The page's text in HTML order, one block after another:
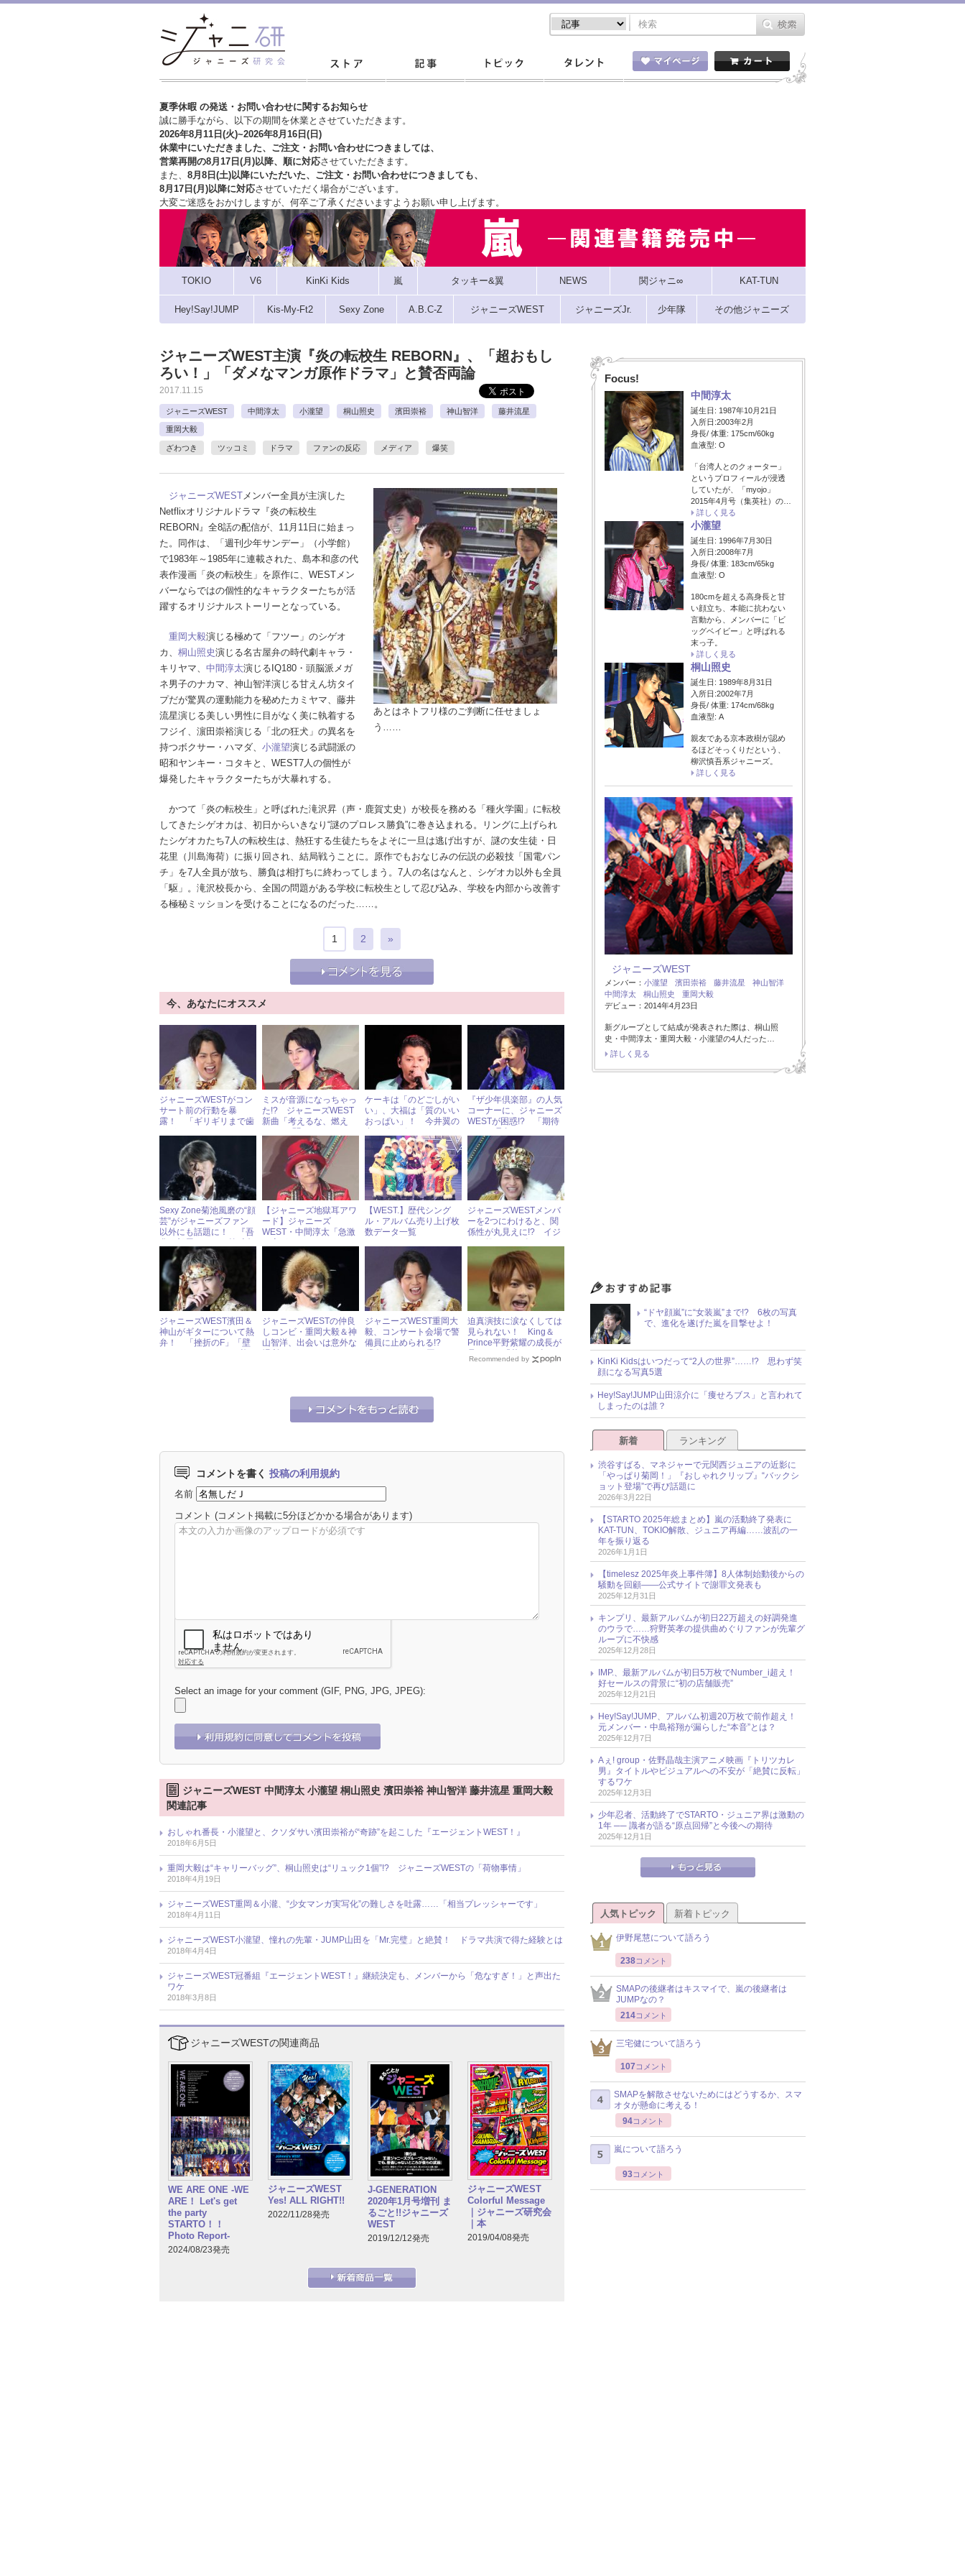
夏季休暇 の発送・お問い合わせに関するお知らせ
誠に勝手ながら、以下の期間を休業とさせていただきます。
2026年8月11日(火)~2026年8月16日(日)
休業中にいただきました、ご注文・お問い合わせにつきましては、
営業再開の8月17日(月)以降、順に対応させていただきます。
また、 8月8日(土)以降にいただいた、ご注文・ お問い合わせにつきましても、
8月17日(月)以降に対応させていただく場合がございます。
大変ご迷惑をおかけしますが、 何卒ご了承くださいますようお願い申し上げます。
TOKIO V6 KinKi Kids 嵐 タッキー&翼 NEWS 関ジャニ∞ KAT-TUN
Hey!Say!JUMP Kis-My-Ft2 Sexy Zone A.B.C-Z ジャニーズWEST ジャニーズJr. 少年隊 その他ジャニーズ
ジャニーズWEST主演『炎の転校生 REBORN』、「超おもし
ろい！」「ダメなマンガ原作ドラマ」と賛否両論
2017.11.15
ジャニーズWEST 中間淳太 小瀧望 桐山照史 濱田崇裕 神山智洋 藤井流星
重岡大毅
ざわつき ツッコミ ドラマ ファンの反応 メディア 爆笑
あとはネトフリ様のご判断に任せましょ
う……
ジャニーズWESTメンバー全員が主演した
Netflixオリジナルドラマ『炎の転校生
REBORN』全8話の配信が、11月11日に始まっ
た。同作は、「週刊少年サンデー」（小学館）
で1983年～1985年に連載された、島本和彦の代
表作漫画「炎の転校生」を原作に、WESTメン
バーならではの個性的なキャラクターたちが活
躍するオリジナルストーリーとなっている。
重岡大毅演じる極めて「フツー」のシゲオ
カ、 桐山照史演じる名古屋弁の時代劇キャラ・
キリヤマ、 中間淳太演じるIQ180・頭脳派メガ
ネ男子のナカマ、神山智洋演じる甘えん坊タイ
プだが驚異の運動能力を秘めたカミヤマ、藤井
流星演じる美しい男性に目がなく美に執着する
フジイ、濵田崇裕演じる「北の狂犬」の異名を
持つボクサー・ハマダ、 小瀧望演じる武闘派の
昭和ヤンキー・コタキと、WEST7人の個性が
爆発したキャラクターたちが大暴れする。
かつて「炎の転校生」と呼ばれた滝沢昇（声・鹿賀丈史）が校長を務める「種火学園」に転校
してきたシゲオカは、初日からいきなり“謎のプロレス勝負”に巻き込まれる。リングに上げられ
たシゲオカたち7人の転校生は、熱狂する生徒たちをよそに一旦は逃げ出すが、謎の女生徒・日
花里（川島海荷）に振り回され、結局戦うことに。原作でもおなじみの伝説の必殺技「国電パン
チ」を7人全員が放ち、勝負は相打ちに終わってしまう。7人の名はなんと、シゲオカ以外も全員
「駆」。滝沢校長から、全国の問題がある学校に転校生として忍び込み、学校を内部から改善す
る極秘ミッションを受けることになるのだった……。
1 2 »
今、あなたにオススメ
ジャニーズWESTがコン
サート前の行動を暴
露！ 「ギリギリまで歯
は……
ミスが音源になっちゃっ
た!? ジャニーズWEST
新曲「考えるな、燃え
ケーキは「のどごしがい
い」、大福は「質のいい
おっぱい」！ 今井翼の
『ザ少年倶楽部』の人気
コーナーに、ジャニーズ
WESTが困惑!? 「期待
ん！」
Sexy Zone菊池風磨の“顔
芸”がジャニーズファン
以外にも話題に！ 『吾
【ジャニーズ地獄耳アワ
ード】ジャニーズ
WEST・中間淳太「急激
【WEST.】歴代シング
ル・アルバム売り上げ枚
数データ一覧
ジャニーズWESTメンバ
ーを2つにわけると、関
係性が丸見えに!? イジ
ジャニーズWEST濱田＆
神山がギターについて熱
弁！ 「挫折のF」「壁
ジャニーズWESTの仲良
しコンビ・重岡大毅＆神
山智洋、出会いは意外な
ジャニーズWEST重岡大
毅、コンサート会場で警
備員に止められる!?
迫真演技に涙なくしては
見られない！ King＆
Prince平野紫耀の成長が
見られる『花のち晴れ』
Recommended by
コメントを書く 投稿の利用規約
名前
コメント (コメント掲載に5分ほどかかる場合があります)
Select an image for your comment (GIF, PNG, JPG, JPEG):
ジャニーズWEST 中間淳太 小瀧望 桐山照史 濱田崇裕 神山智洋 藤井流星 重岡大毅
関連記事
おしゃれ番長・小瀧望と、クソダサい濱田崇裕が“奇跡”を起こした『エージェントWEST！』
2018年6月5日
重岡大毅は“キャリーバッグ”、桐山照史は“リュック1個”!? ジャニーズWESTの「荷物事情」
2018年4月19日
ジャニーズWEST重岡＆小瀧、“少女マンガ実写化”の難しさを吐露……「相当プレッシャーです」
2018年4月11日
ジャニーズWEST小瀧望、憧れの先輩・JUMP山田を「Mr.完璧」と絶賛！ ドラマ共演で得た経験とは
2018年4月4日
ジャニーズWEST冠番組『エージェントWEST！』継続決定も、メンバーから「危なすぎ！」と声出た
ワケ
2018年3月8日
ジャニーズWESTの関連商品
WE ARE ONE -WE
ARE！ Let's get
the party
STARTO！！
Photo Report-
2024/08/23発売
ジャニーズWEST
Yes! ALL RIGHT!!
2022/11/28発売
J-GENERATION
2020年1月号増刊 ま
るごと!!ジャニーズ
WEST
2019/12/12発売
ジャニーズWEST
Colorful Message
｜ジャニーズ研究会
｜本
2019/04/08発売
Focus!
中間淳太
誕生日: 1987年10月21日
入所日:2003年2月
身長/ 体重: 175cm/60kg
血液型: O
「台湾人とのクォーター」
というプロフィールが浸透
していたが、「myojo」
2015年4月号（集英社）の…
詳しく見る
小瀧望
誕生日: 1996年7月30日
入所日:2008年7月
身長/ 体重: 183cm/65kg
血液型: O
180cmを超える高身長と甘
い顔立ち、本能に抗わない
言動から、メンバーに「ビ
ッグベイビー」と呼ばれる
末っ子。
詳しく見る
桐山照史
誕生日: 1989年8月31日
入所日:2002年7月
身長/ 体重: 174cm/68kg
血液型: A
親友である京本政樹が認め
るほどそっくりだという、
柳沢慎吾系ジャニーズ。
詳しく見る
ジャニーズWEST
メンバー： 小瀧望 濱田崇裕 藤井流星
神山智洋
中間淳太
桐山照史
重岡大毅
デビュー：2014年4月23日
新グループとして結成が発表された際は、桐山照
史・中間淳太・重岡大毅・小瀧望の4人だった…
詳しく見る
“ドヤ顔嵐”に“女装嵐”まで!? 6枚の写真
で、進化を遂げた嵐を目撃せよ！
KinKi Kidsはいつだって“2人の世界”……!? 思わず笑
顔になる写真5選
Hey!Say!JUMP山田涼介に「痩せろブス」と言われて
しまったのは誰？
新着 ランキング
渋谷すばる、マネジャーで元関西ジュニアの近影に
「やっぱり菊岡！」『おしゃれクリップ』“バックシ
ョット登場”で再び話題に
2026年3月22日
【STARTO 2025年総まとめ】嵐の活動終了発表に
KAT-TUN、TOKIO解散、ジュニア再編……波乱の一
年を振り返る
2026年1月1日
【timelesz 2025年炎上事件簿】8人体制始動後からの
騒動を回顧――公式サイトで謝罪文発表も
2025年12月31日
キンプリ、最新アルバムが初日22万超えの好調発進
のウラで……狩野英孝の提供曲めぐりファンが先輩グ
ループに不快感
2025年12月28日
IMP.、最新アルバムが初日5万枚でNumber_i超え！
好セールスの背景に“初の店舗販売”
2025年12月21日
Hey!Say!JUMP、アルバム初週20万枚で前作超え！
元メンバー・中島裕翔が漏らした“本音”とは？
2025年12月7日
Aぇ! group・佐野晶哉主演アニメ映画『トリツカレ
男』タイトルやビジュアルへの不安が「絶賛に反転」
するワケ
2025年12月3日
少年忍者、活動終了でSTARTO・ジュニア界は激動の
1年 ── 識者が語る“原点回帰”と今後への期待
2025年12月1日
人気トピック 新着トピック
伊野尾慧について語ろう
238コメント
SMAPの後継者はキスマイで、嵐の後継者は
JUMPなの？
214コメント
三宅健について語ろう
107 コメント
SMAPを解散させないためにはどうするか、スマ
オタが懸命に考える！
94コメント
嵐について語ろう
93コメント